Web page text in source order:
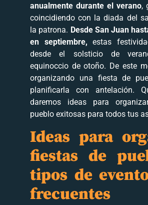
anualmente durante el verano,
coincidiendo con la diada del
la patrona. Desde San Juan
en septiembre, estas
desde el solsticio de
equinoccio de otoño. De este
organizando una fiesta de
planificarla con antelación.
daremos ideas para
pueblo exitosas para todos tus
Ideas para
fiestas de
tipos de
frecuentes